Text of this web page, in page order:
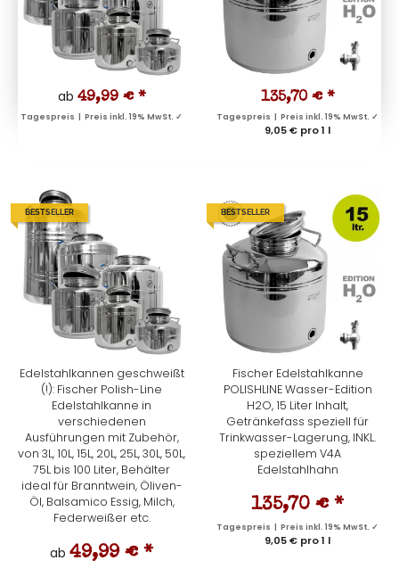
ab 49,99 € *
Tagespreis | Preis inkl. 19% MwSt. ✓
135,70 € *
Tagespreis | Preis inkl. 19% MwSt. ✓
9,05 € pro 1 l
BESTSELLER
Edelstahlkannen geschweißt
(!): Fischer Polish-Line
Edelstahlkanne in
verschiedenen
Ausführungen mit Zubehör,
von 3L, 10L, 15L, 20L, 25L, 30L, 50L,
75L bis 100 Liter, Behälter
ideal für Branntwein, Öliven-
Öl, Balsamico Essig, Milch,
Federweißer etc.
ab 49,99 € *
BESTSELLER
Fischer Edelstahlkanne
POLISHLINE Wasser-Edition
H2O, 15 Liter Inhalt,
Getränkefass speziell für
Trinkwasser-Lagerung, INKL.
speziellem V4A
Edelstahlhahn
135,70 € *
Tagespreis | Preis inkl. 19% MwSt. ✓
9,05 € pro 1 l